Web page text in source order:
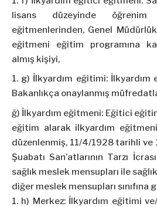
lisans düzeyinde öğrenim
eğitmenlerinden, Genel
eğitmeni eğitim programına
almış kişiyi,
g) İlkyardım eğitimi: İlkyardım
Bakanlıkça onaylanmış
ğ) İlkyardım eğitmeni: Eğitici
eğitim alarak ilkyardım
düzenlenmiş, 11/4/1928 tarihli ve
Şuabatı San’atlarının Tarzı
sağlık meslek mensupları ile
diğer meslek mensupları sınıfına
h) Merkez: İlkyardım eğitimi